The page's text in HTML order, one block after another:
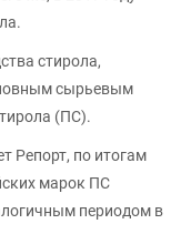
стирола,
сырьевым
(ПС).
Репорт, по итогам
марок ПС
периодом в